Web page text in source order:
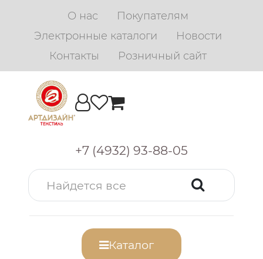
О нас
Покупателям
Электронные каталоги
Новости
Контакты
Розничный сайт
+7 (4932) 93-88-05
Каталог